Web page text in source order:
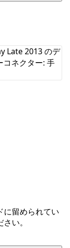
に留められてい
い。